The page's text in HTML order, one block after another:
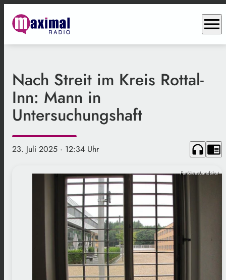
menu
Nach Streit im Kreis Rottal-
Inn: Mann in
Untersuchungshaft
23. Juli 2025 · 12:34 Uhr headphones chrome_reader_mode
FunkhausLandshut